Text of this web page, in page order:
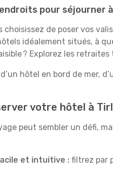
pour séjourner
choisissez de poser vos
idéalement situés, à
? Explorez les
hôtel en bord de mer,
votre hôtel à
peut sembler un défi,
et intuitive : filtrez par